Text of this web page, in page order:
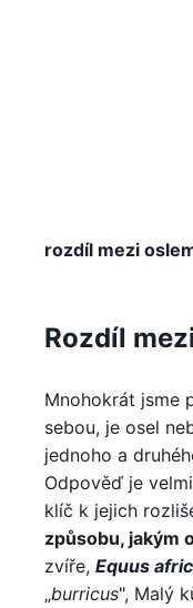
rozdíl mezi
Rozdíl
Mnohokrát jsme
sebou, je osel
jednoho a
Odpověď je
klíč k jejich
způsobu, jakým
zvíře, Equus
„burricus", Malý